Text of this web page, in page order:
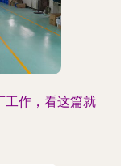
工作，看这篇就